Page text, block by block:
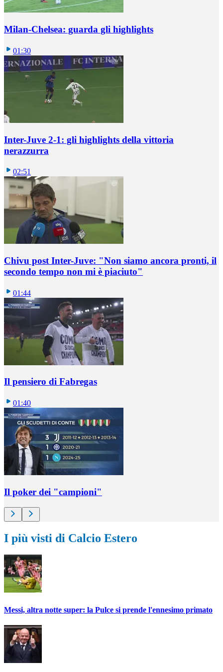
Milan-Chelsea: guarda gli highlights
01:30
Inter-Juve 2-1: gli highlights della vittoria
nerazzurra
02:51
Chivu post Inter-Juve: "Non siamo ancora pronti, il
secondo tempo non mi è piaciuto"
01:44
Il pensiero di Fabregas
01:40
Il poker dei "campioni"
I più visti di Calcio Estero
Messi, altra notte super: la Pulce si prende l'ennesimo primato